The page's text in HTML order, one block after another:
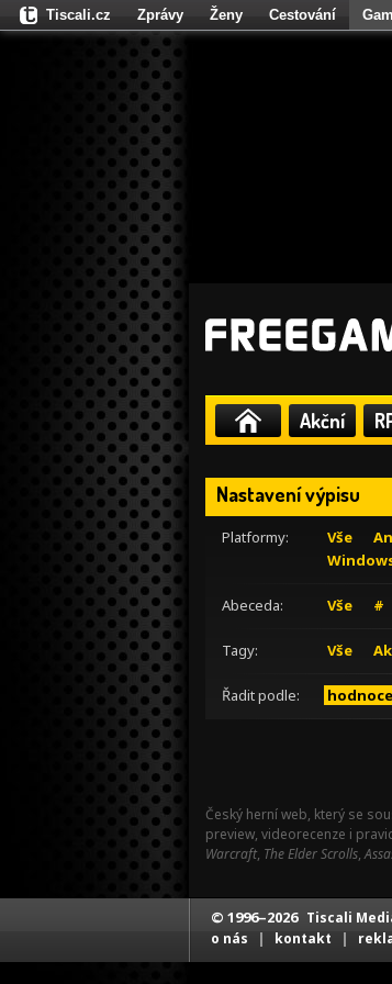
Akční
Nastavení výpisu
Platformy: Vše
Abeceda: Vše #
Tagy: Vše
Řadit podle:
Český herní web, který se
preview, videorecenze i
Warcraft, The Elder Scrolls,
Tiscali.cz Zprávy Ženy Cestování
Fights.cz
© 1996–2026 Tiscali
o nás | kontakt |